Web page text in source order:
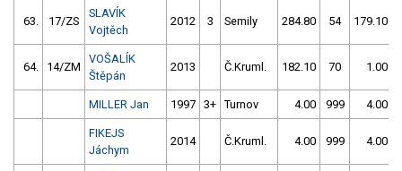
63. 17/ZS
SLAVÍK
Vojtěch
2012 3 Semily 284.80 54 179.10
64. 14/ZM
VOŠALÍK
Štěpán
2013 Č.Kruml. 182.10 70 1.00
MILLER Jan 1997 3+ Turnov 4.00 999 4.00
FIKEJS
Jáchym
2014 Č.Kruml. 4.00 999 4.00